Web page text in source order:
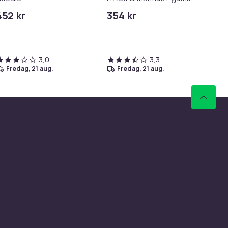
kr
3,0
fredag, 21 aug.
354 kr
3,3
fredag, 21 aug.